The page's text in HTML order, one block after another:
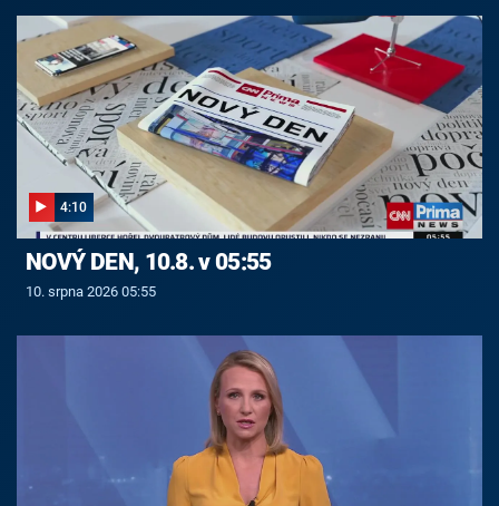
4:10
NOVÝ DEN, 10.8. v 05:55
10. srpna 2026 05:55